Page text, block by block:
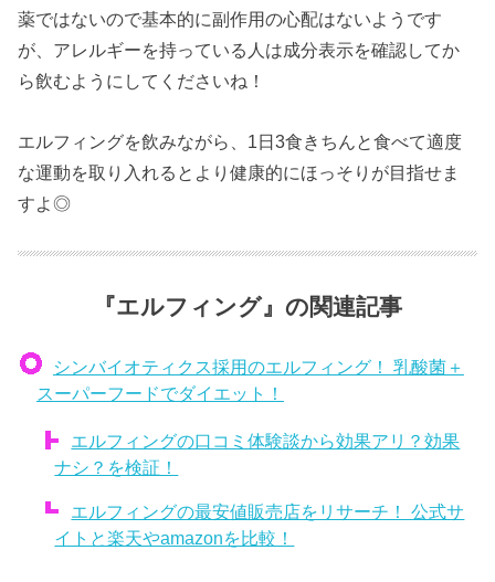
薬ではないので基本的に副作用の心配はないようです
が、アレルギーを持っている人は成分表示を確認してか
ら飲むようにしてくださいね！
エルフィングを飲みながら、1日3食きちんと食べて適度
な運動を取り入れるとより健康的にほっそりが目指せま
すよ◎
『エルフィング』の関連記事
シンバイオティクス採用のエルフィング！ 乳酸菌＋
スーパーフードでダイエット！
エルフィングの口コミ体験談から効果アリ？効果
ナシ？を検証！
エルフィングの最安値販売店をリサーチ！ 公式サ
イトと楽天やamazonを比較！